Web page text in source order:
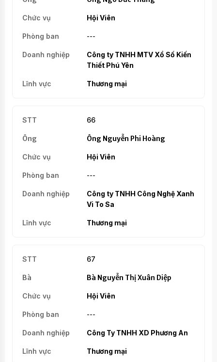
Hội Viên
---
Công ty TNHH MTV Xổ Số Kiến
Thiết Phú Yên
Thương mại
66
Ông Nguyễn Phi Hoàng
Hội Viên
---
Công ty TNHH Công Nghệ Xanh
Vi To Sa
Thương mại
67
Bà Nguyễn Thị Xuân Diệp
Hội Viên
---
Công Ty TNHH XD Phương An
Thương mại